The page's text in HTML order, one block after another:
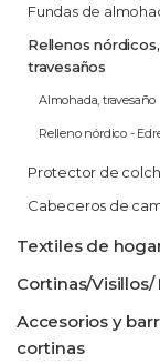
Fundas de
Rellenos
travesaños
Almohada, travesaño
Relleno nórdico -
Protector de
Cabeceros de
Textiles de
Cortinas/Visillos/
Accesorios y
cortinas